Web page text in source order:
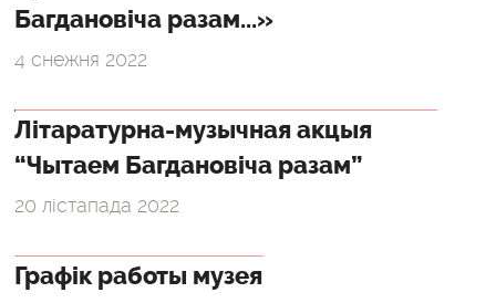
Багдановіча разам...»
4 снежня 2022
Літаратурна-музычная акцыя
“Чытаем Багдановіча разам”
20 лістапада 2022
Графік работы музея